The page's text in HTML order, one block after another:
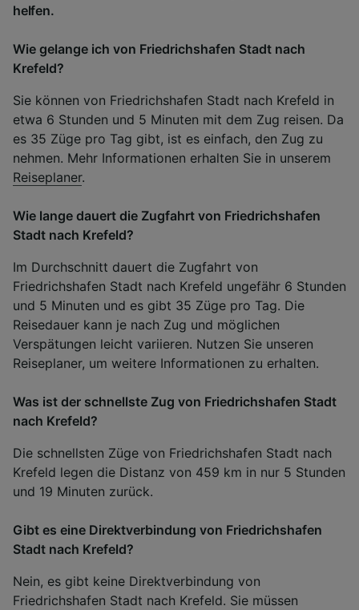
helfen.
Wie gelange ich von Friedrichshafen Stadt nach
Krefeld?
Sie können von Friedrichshafen Stadt nach Krefeld in
etwa 6 Stunden und 5 Minuten mit dem Zug reisen. Da
es 35 Züge pro Tag gibt, ist es einfach, den Zug zu
nehmen. Mehr Informationen erhalten Sie in unserem
Reiseplaner.
Wie lange dauert die Zugfahrt von Friedrichshafen
Stadt nach Krefeld?
Im Durchschnitt dauert die Zugfahrt von
Friedrichshafen Stadt nach Krefeld ungefähr 6 Stunden
und 5 Minuten und es gibt 35 Züge pro Tag. Die
Reisedauer kann je nach Zug und möglichen
Verspätungen leicht variieren. Nutzen Sie unseren
Reiseplaner, um weitere Informationen zu erhalten.
Was ist der schnellste Zug von Friedrichshafen Stadt
nach Krefeld?
Die schnellsten Züge von Friedrichshafen Stadt nach
Krefeld legen die Distanz von 459 km in nur 5 Stunden
und 19 Minuten zurück.
Gibt es eine Direktverbindung von Friedrichshafen
Stadt nach Krefeld?
Nein, es gibt keine Direktverbindung von
Friedrichshafen Stadt nach Krefeld. Sie müssen